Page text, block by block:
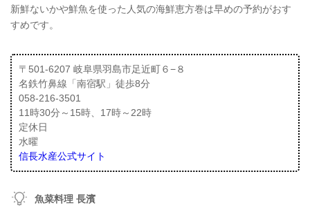
新鮮ないかや鮮魚を使った人気の海鮮恵方巻は早めの予約がおす
すめです。
〒501-6207 岐阜県羽島市足近町６−８
名鉄竹鼻線「南宿駅」徒歩8分
058-216-3501
11時30分～15時、17時～22時
定休日
水曜
信長水産公式サイト
魚菜料理 長濱